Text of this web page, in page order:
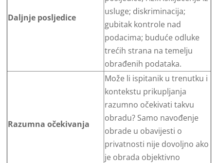
Daljnje posljedice
usluge; diskriminacija;
gubitak kontrole nad
podacima; buduće odluke
trećih strana na temelju
obrađenih podataka.
Razumna očekivanja
Može li ispitanik u trenutku i
kontekstu prikupljanja
razumno očekivati takvu
obradu? Samo navođenje
obrade u obavijesti o
privatnosti nije dovoljno ako
je obrada objektivno